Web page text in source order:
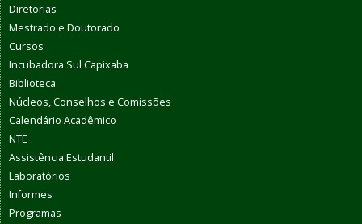
Diretorias
Mestrado e Doutorado
Cursos
Incubadora Sul Capixaba
Biblioteca
Núcleos, Conselhos e Comissões
Calendário Acadêmico
NTE
Assistência Estudantil
Laboratórios
Informes
Programas